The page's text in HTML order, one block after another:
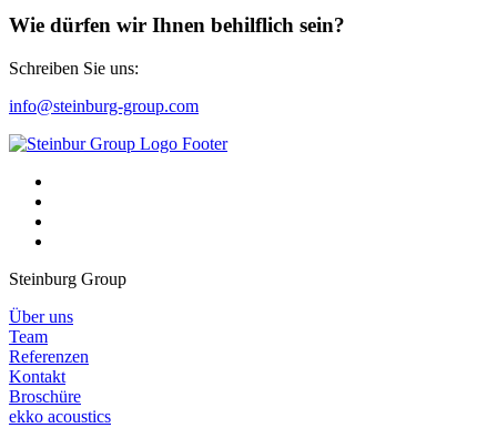
Wie dürfen wir Ihnen behilflich sein?
Schreiben Sie uns:
info@steinburg-group.com
Steinburg Group
Über uns
Team
Referenzen
Kontakt
Broschüre
ekko acoustics